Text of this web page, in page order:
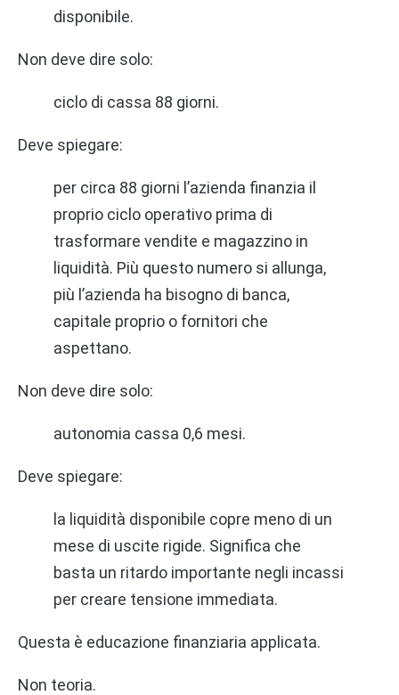
disponibile.
Non deve dire solo:
ciclo di cassa 88 giorni.
Deve spiegare:
per circa 88 giorni l’azienda finanzia il
proprio ciclo operativo prima di
trasformare vendite e magazzino in
liquidità. Più questo numero si allunga,
più l’azienda ha bisogno di banca,
capitale proprio o fornitori che
aspettano.
Non deve dire solo:
autonomia cassa 0,6 mesi.
Deve spiegare:
la liquidità disponibile copre meno di un
mese di uscite rigide. Significa che
basta un ritardo importante negli incassi
per creare tensione immediata.
Questa è educazione finanziaria applicata.
Non teoria.